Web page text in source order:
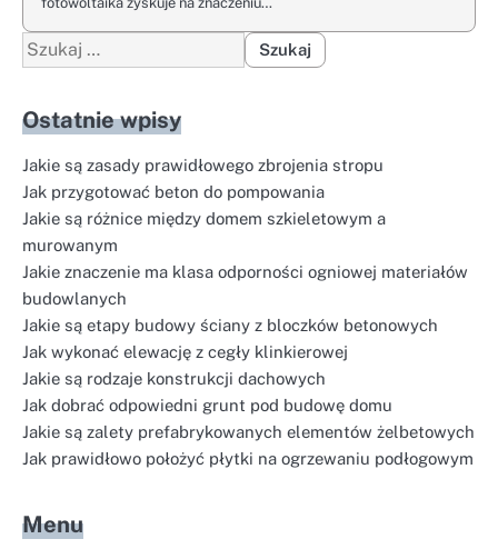
Szukaj:
Ostatnie wpisy
Jakie są zasady prawidłowego zbrojenia stropu
Jak przygotować beton do pompowania
Jakie są różnice między domem szkieletowym a
murowanym
Jakie znaczenie ma klasa odporności ogniowej materiałów
budowlanych
Jakie są etapy budowy ściany z bloczków betonowych
Jak wykonać elewację z cegły klinkierowej
Jakie są rodzaje konstrukcji dachowych
Jak dobrać odpowiedni grunt pod budowę domu
Jakie są zalety prefabrykowanych elementów żelbetowych
Jak prawidłowo położyć płytki na ogrzewaniu podłogowym
Menu